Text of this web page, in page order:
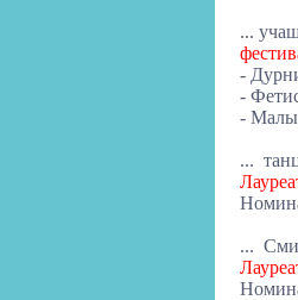
...
-
-
-
...
...